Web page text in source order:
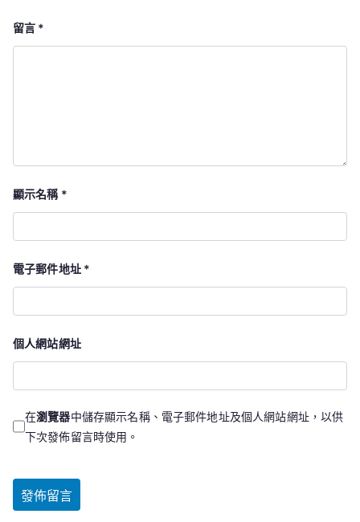
留言 *
顯示名稱 *
電子郵件地址 *
個人網站網址
在瀏覽器中儲存顯示名稱、電子郵件地址及個人網站網址，以供
下次發佈留言時使用。